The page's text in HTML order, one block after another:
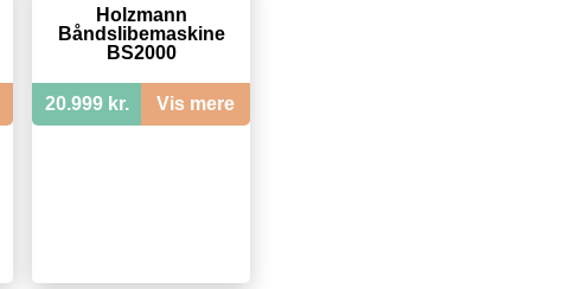
Holzmann
Båndslibemaskine
BS2000
20.999 kr. Vis mere